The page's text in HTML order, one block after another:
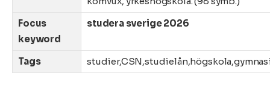
Focus
keyword
studera sverige 2026
Tags